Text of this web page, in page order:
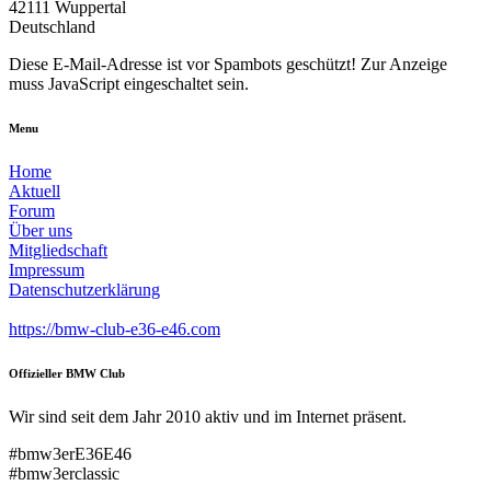
42111 Wuppertal
Deutschland
Diese E-Mail-Adresse ist vor Spambots geschützt! Zur Anzeige
muss JavaScript eingeschaltet sein.
Menu
Home
Aktuell
Forum
Über uns
Mitgliedschaft
Impressum
Datenschutzerklärung
https://bmw-club-e36-e46.com
Offizieller BMW Club
Wir sind seit dem Jahr 2010 aktiv und im Internet präsent.
#bmw3erE36E46
#bmw3erclassic